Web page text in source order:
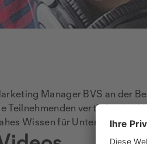
Manager BVS an der
Teilnehmenden vertiefen ihr
Wissen für Unternehmen,